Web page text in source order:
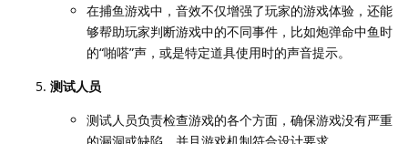
在捕鱼游戏中，音效不仅增强了玩家的游戏体验，还能
够帮助玩家判断游戏中的不同事件，比如炮弹命中鱼时
的“啪嗒”声，或是特定道具使用时的声音提示。
测试人员
测试人员负责检查游戏的各个方面，确保游戏没有严重